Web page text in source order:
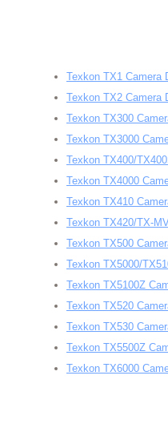
Texkon TX1 Camera
Texkon TX2 Camera
Texkon TX300
Texkon TX3000
Texkon TX400/
Texkon TX4000
Texkon TX410
Texkon TX420/TX-
Texkon TX500
Texkon TX5000/
Texkon TX5100Z
Texkon TX520
Texkon TX530
Texkon TX5500Z
Texkon TX6000